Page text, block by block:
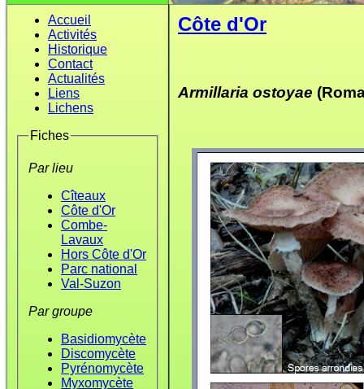
Accueil
Activités
Historique
Contact
Actualités
Liens
Lichens
Fiches
Par lieu
Cîteaux
Côte d'Or
Combe-
Lavaux
Hors Côte d'Or
Parc national
Val-Suzon
Par groupe
Basidiomycète
Discomycète
Pyrénomycète
Myxomycète
Côte d'Or
Armillaria ostoyae